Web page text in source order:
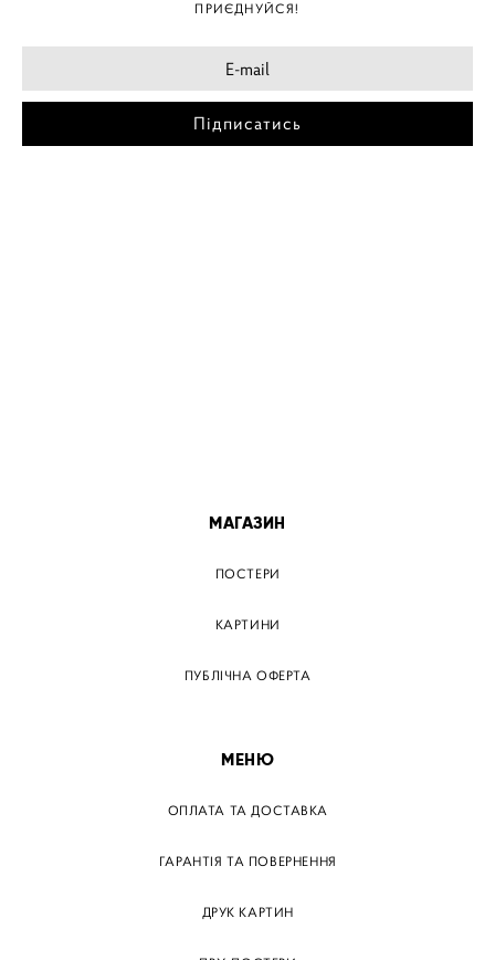
ПРИЄДНУЙСЯ!
Підписатись
МАГАЗИН
ПОСТЕРИ
КАРТИНИ
ПУБЛІЧНА ОФЕРТА
МЕНЮ
ОПЛАТА ТА ДОСТАВКА
ГАРАНТІЯ ТА ПОВЕРНЕННЯ
ДРУК КАРТИН